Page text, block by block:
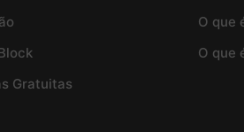
Gratuitas
O que
O que